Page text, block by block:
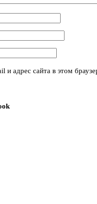
и адрес сайта в этом